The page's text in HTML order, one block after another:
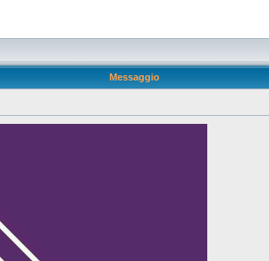
Messaggio